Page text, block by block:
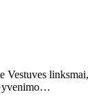
Vestuves linksmai,